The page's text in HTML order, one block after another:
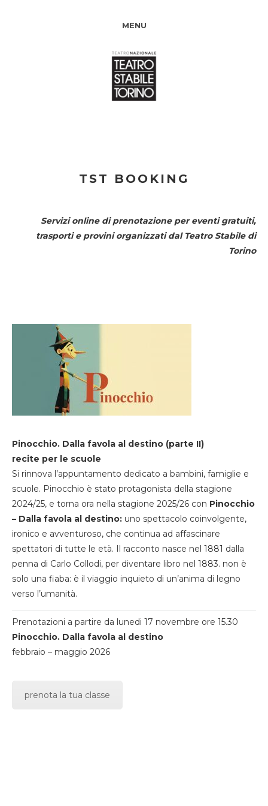
MENU
TST BOOKING
Servizi online di prenotazione per eventi gratuiti,
trasporti e provini organizzati dal Teatro Stabile di
Torino
Pinocchio. Dalla favola al destino (parte II)
recite per le scuole
Si rinnova l’appuntamento dedicato a bambini, famiglie e
scuole. Pinocchio è stato protagonista della stagione
2024/25, e torna ora nella stagione 2025/26 con Pinocchio
– Dalla favola al destino: uno spettacolo coinvolgente,
ironico e avventuroso, che continua ad affascinare
spettatori di tutte le età. Il racconto nasce nel 1881 dalla
penna di Carlo Collodi, per diventare libro nel 1883. non è
solo una fiaba: è il viaggio inquieto di un’anima di legno
verso l’umanità.
Prenotazioni a partire da lunedi 17 novembre ore 15.30
Pinocchio. Dalla favola al destino
febbraio – maggio 2026
prenota la tua classe